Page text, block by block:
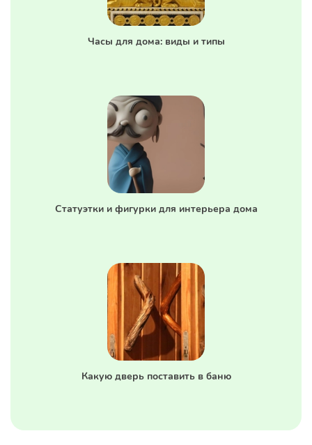
Часы для дома: виды и типы
Статуэтки и фигурки для интерьера дома
Какую дверь поставить в баню